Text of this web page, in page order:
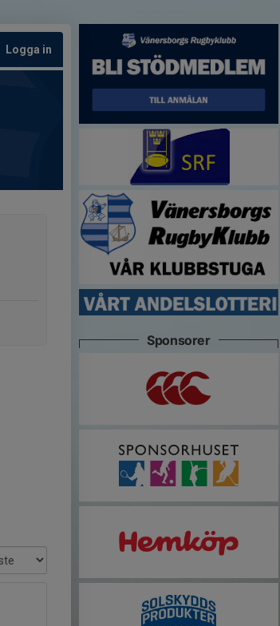
Logga in
Sponsorer